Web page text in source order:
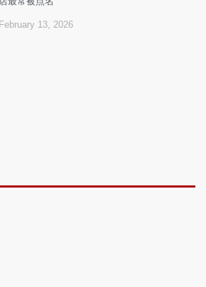
February 13, 2026